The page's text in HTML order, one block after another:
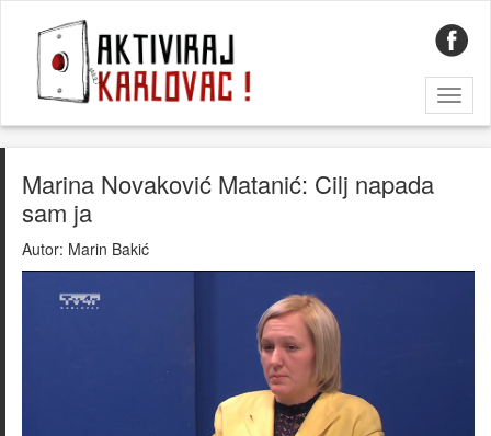
Marina Novaković Matanić: Cilj napada
sam ja
Autor: Marin Bakić